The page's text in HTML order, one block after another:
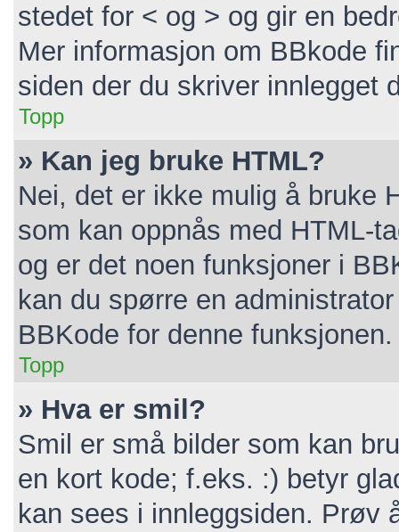
stedet for < og > og gir en
Mer informasjon om BBkode
siden der du skriver innlegget
Topp
» Kan jeg bruke HTML?
Nei, det er ikke mulig å bruke
som kan oppnås med HTML-
og er det noen funksjoner i
kan du spørre en
BBKode for denne funksjonen.
Topp
» Hva er smil?
Smil er små bilder som kan
en kort kode; f.eks. :) betyr
kan sees i innleggsiden. Prøv